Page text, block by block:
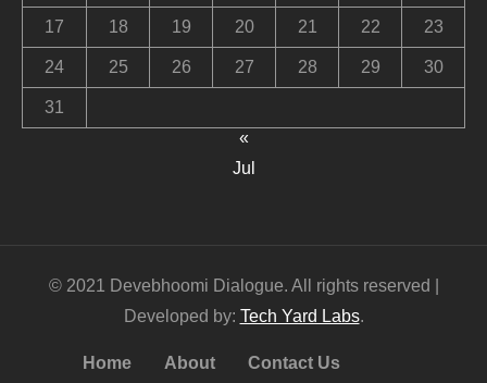
17 18 19 20 21 22 23
24 25 26 27 28 29 30
31
«
Jul
© 2021 Devebhoomi Dialogue. All rights reserved |
Developed by: Tech Yard Labs.
Home About Contact Us